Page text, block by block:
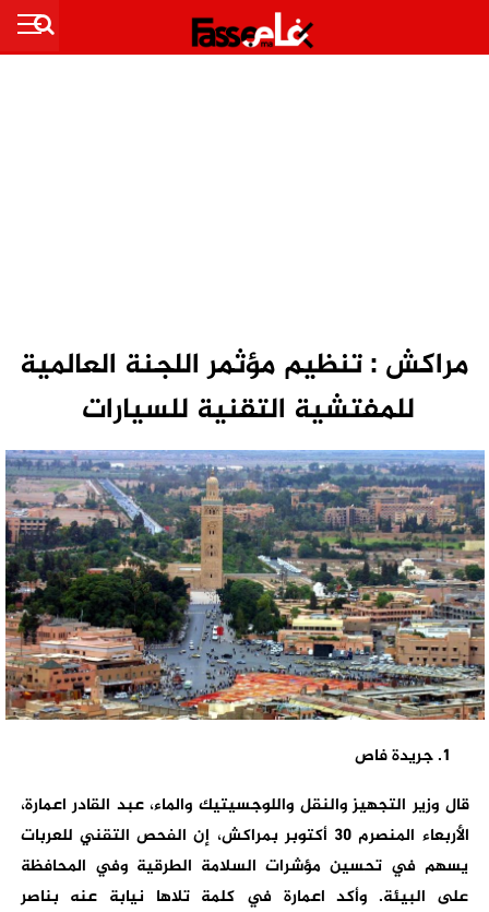
مراكش : تنظيم مؤثمر اللجنة العالمية
للمفتشية التقنية للسيارات
جريدة فاص
قال وزير التجهيز والنقل واللوجسيتيك والماء، عبد القادر اعمارة،
الأربعاء المنصرم 30 أكتوبر بمراكش، إن الفحص التقني للعربات
يسهم في تحسين مؤشرات السلامة الطرقية وفي المحافظة
على البيئة. وأكد اعمارة في كلمة تلاها نيابة عنه بناصر